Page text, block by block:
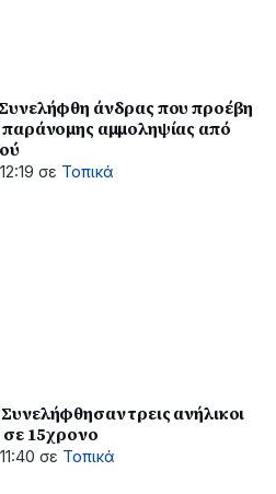
άνδρας που προέβη
παράνομης αμμοληψίας από
σε Τοπικά
τρεις ανήλικοι
15χρονο
σε Τοπικά